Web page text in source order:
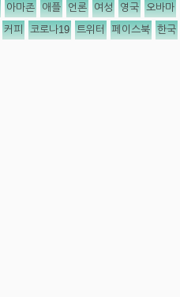
아마존 애플 언론 여성 영국 오바마
커피 코로나19 트위터 페이스북 한국